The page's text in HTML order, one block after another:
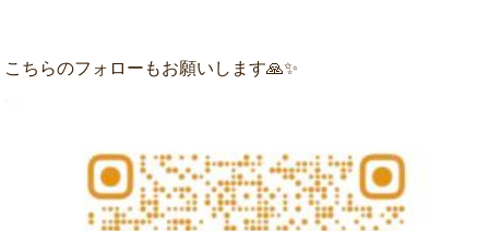
こちらのフォローもお願いします🙏✨